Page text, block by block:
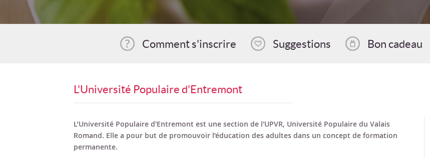
Comment s'inscrire Suggestions Bon cadeau
L'Université Populaire d'Entremont
L’Université Populaire d'Entremont est une section de l'UPVR, Université Populaire du Valais
Romand. Elle a pour but de promouvoir l’éducation des adultes dans un concept de formation
permanente.